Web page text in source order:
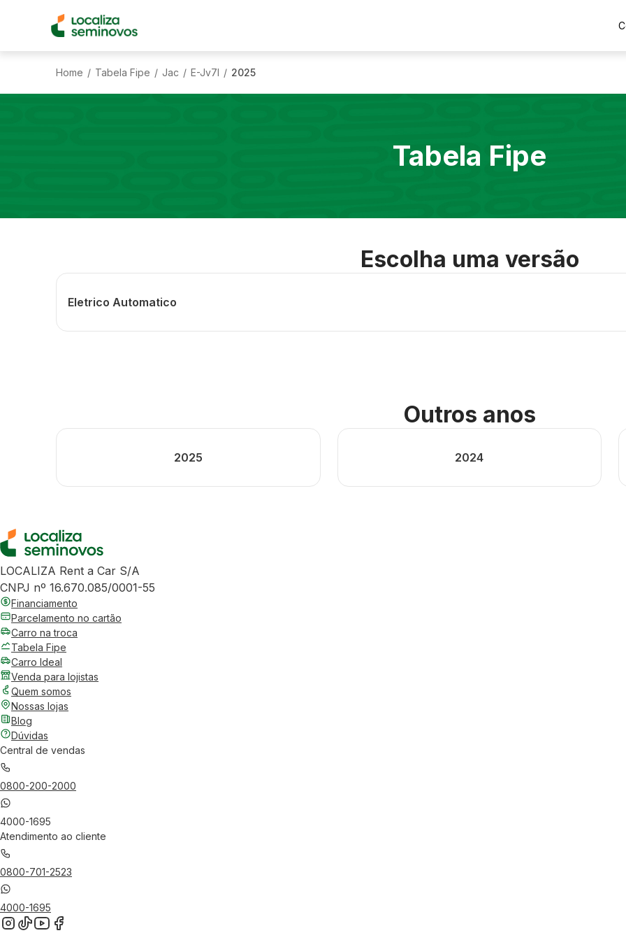
Home / Tabela Fipe / Jac / E-Jv7l / 2025
Tabela Fipe
Escolha uma versão
Eletrico Automatico
Outros anos
2025 2024
LOCALIZA Rent a Car S/A
CNPJ nº 16.670.085/0001-55
Financiamento
Parcelamento no cartão
Carro na troca
Tabela Fipe
Carro Ideal
Venda para lojistas
Quem somos
Nossas lojas
Blog
Dúvidas
Central de vendas
0800-200-2000
4000-1695
Atendimento ao cliente
0800-701-2523
4000-1695